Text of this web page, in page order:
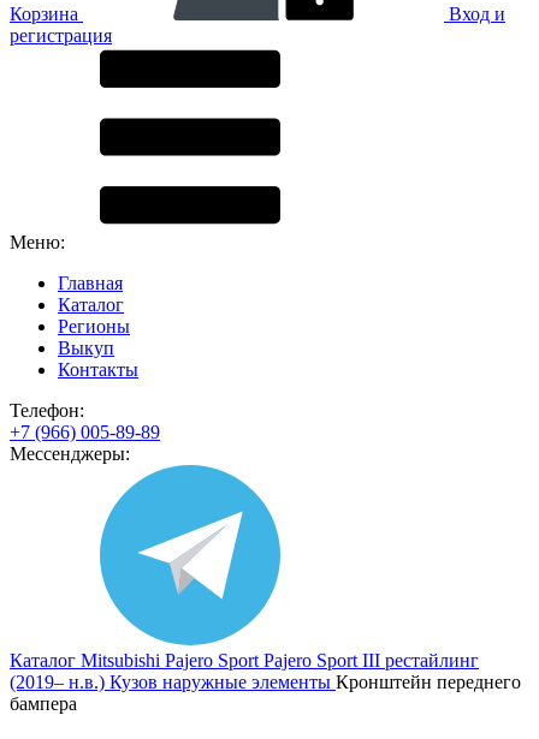
Корзина
Вход и
регистрация
Меню:
Главная
Каталог
Регионы
Выкуп
Контакты
Телефон:
+7 (966) 005-89-89
Мессенджеры:
Каталог Mitsubishi Pajero Sport Pajero Sport III рестайлинг
(2019– н.в.) Кузов наружные элементы Кронштейн переднего
бампера